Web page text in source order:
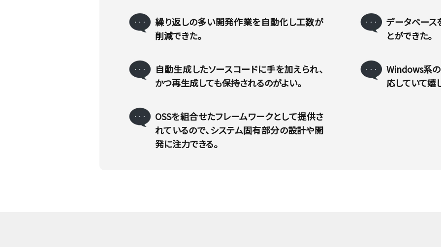
繰り返しの多い開発作業を自動化し工数が
削減できた。
自動生成したソースコードに手を加えられ、
かつ再生成しても保持されるのがよい。
OSSを組合せたフレームワークとして提供さ
れているので、システム固有部分の設計や開
発に注力できる。
データベース
とができた。
Windows系
応していて嬉